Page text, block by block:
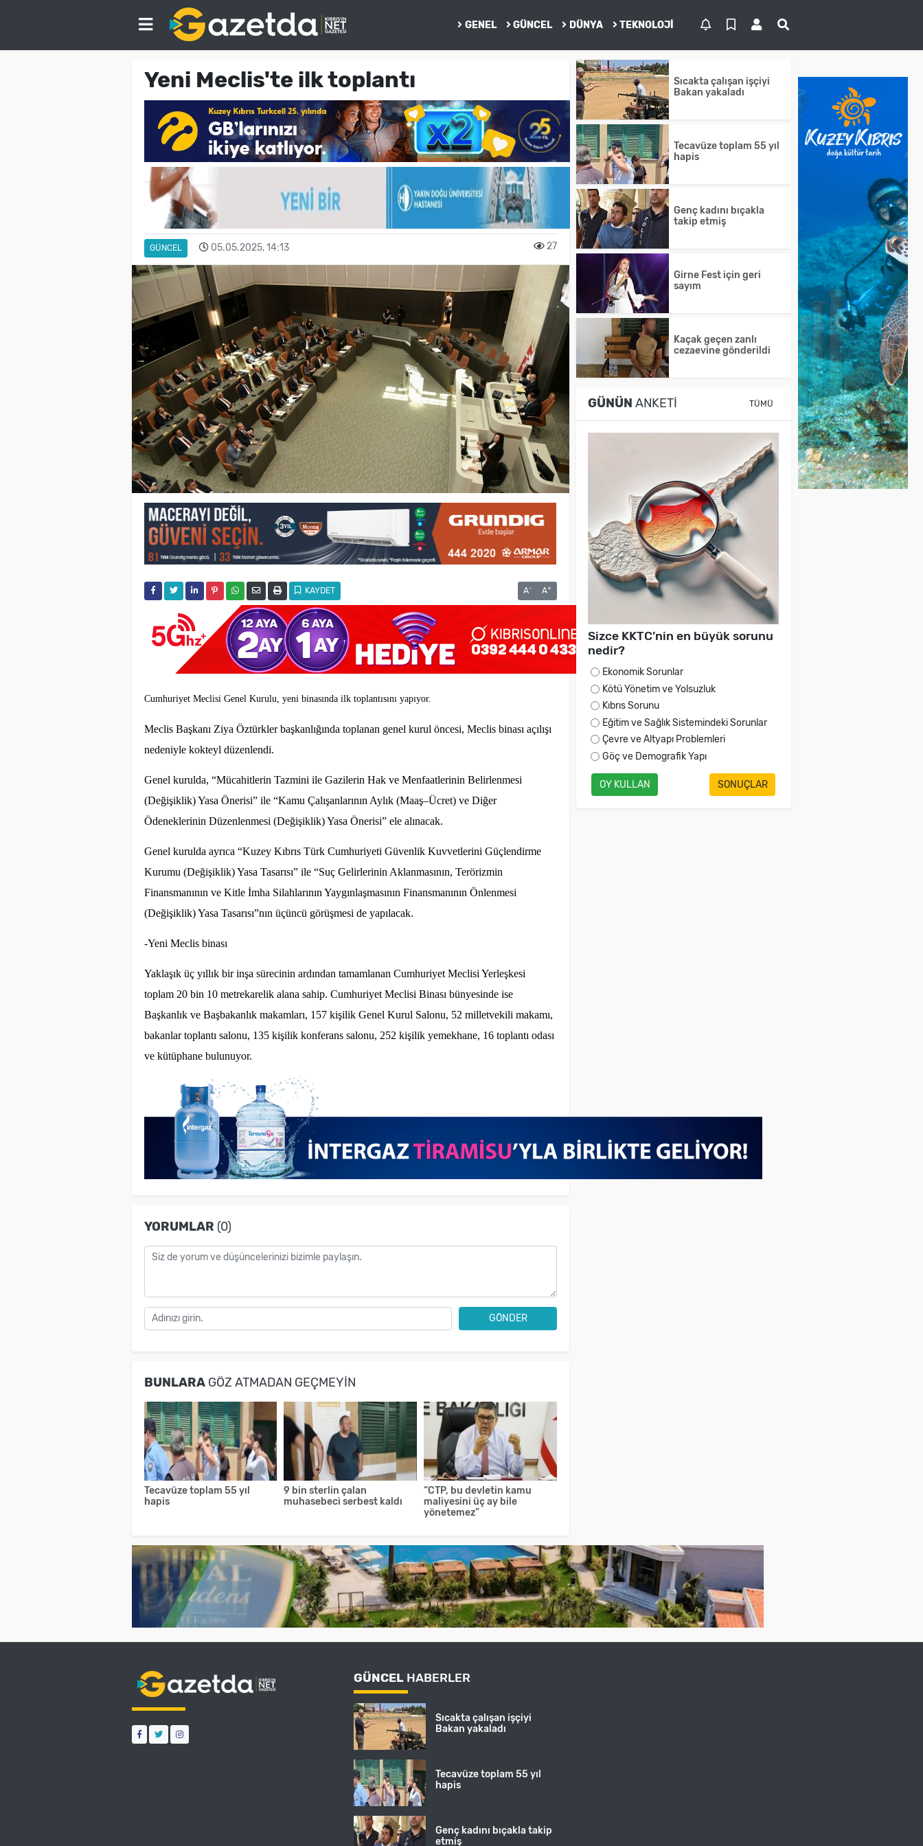
GENEL GÜNCEL DÜNYA TEKNOLOJI
Yeni Meclis'te ilk toplantı
GÜNCEL 05.05.2025, 14:13 27
KAYDET A- A+
Cumhuriyet Meclisi Genel Kurulu, yeni binasında ilk toplantısını yapıyor.
Meclis Başkanı Ziya Öztürkler başkanlığında toplanan genel kurul öncesi, Meclis binası açılışı
nedeniyle kokteyl düzenlendi.
Genel kurulda, “Mücahitlerin Tazmini ile Gazilerin Hak ve Menfaatlerinin Belirlenmesi
(Değişiklik) Yasa Önerisi” ile “Kamu Çalışanlarının Aylık (Maaş–Ücret) ve Diğer
Ödeneklerinin Düzenlenmesi (Değişiklik) Yasa Önerisi” ele alınacak.
Genel kurulda ayrıca “Kuzey Kıbrıs Türk Cumhuriyeti Güvenlik Kuvvetlerini Güçlendirme
Kurumu (Değişiklik) Yasa Tasarısı” ile “Suç Gelirlerinin Aklanmasının, Terörizmin
Finansmanının ve Kitle İmha Silahlarının Yaygınlaşmasının Finansmanının Önlenmesi
(Değişiklik) Yasa Tasarısı”nın üçüncü görüşmesi de yapılacak.
-Yeni Meclis binası
Yaklaşık üç yıllık bir inşa sürecinin ardından tamamlanan Cumhuriyet Meclisi Yerleşkesi
toplam 20 bin 10 metrekarelik alana sahip. Cumhuriyet Meclisi Binası bünyesinde ise
Başkanlık ve Başbakanlık makamları, 157 kişilik Genel Kurul Salonu, 52 milletvekili makamı,
bakanlar toplantı salonu, 135 kişilik konferans salonu, 252 kişilik yemekhane, 16 toplantı odası
ve kütüphane bulunuyor.
YORUMLAR (0)
GÖNDER
BUNLARAGÖZ ATMADAN GEÇMEYIN
Tecavüze toplam 55 yıl
hapis
9 bin sterlin çalan
muhasebeci serbest kaldı
“CTP, bu devletin kamu
maliyesini üç ay bile
yönetemez”
Sıcakta çalışan işçiyi
Bakan yakaladı
Tecavüze toplam 55 yıl
hapis
Genç kadını bıçakla
takip etmiş
Girne Fest için geri
sayım
Kaçak geçen zanlı
cezaevine gönderildi
GÜNÜN ANKETI TÜMÜ
Sizce KKTC’nin en büyük sorunu
nedir?
Ekonomik Sorunlar
Kötü Yönetim ve Yolsuzluk
Kıbrıs Sorunu
Eğitim ve Sağlık Sistemindeki Sorunlar
Çevre ve Altyapı Problemleri
Göç ve Demografik Yapı
OY KULLAN SONUÇLAR
GÜNCEL HABERLER
Sıcakta çalışan işçiyi
Bakan yakaladı
Tecavüze toplam 55 yıl
hapis
Genç kadını bıçakla takip
etmiş